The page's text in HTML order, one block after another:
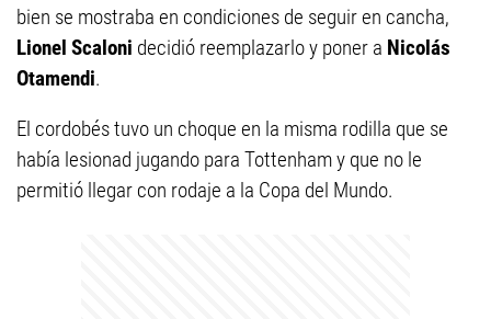
bien se mostraba en condiciones de seguir en cancha,
Lionel Scaloni decidió reemplazarlo y poner a Nicolás
Otamendi.
El cordobés tuvo un choque en la misma rodilla que se
había lesionad jugando para Tottenham y que no le
permitió llegar con rodaje a la Copa del Mundo.